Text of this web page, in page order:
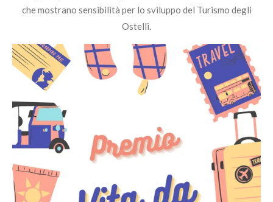
che mostrano sensibilità per lo sviluppo del Turismo degli
Ostelli.